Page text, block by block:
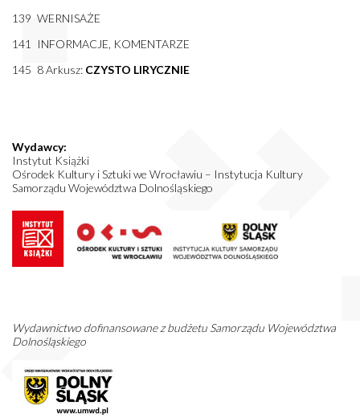
139 WERNISAŻE
141 INFORMACJE, KOMENTARZE
145 8 Arkusz: CZYSTO LIRYCZNIE
Wydawcy:
Instytut Książki
Ośrodek Kultury i Sztuki we Wrocławiu – Instytucja Kultury
Samorządu Województwa Dolnośląskiego
Wydawnictwo dofinansowane z budżetu Samorządu Województwa
Dolnośląskiego